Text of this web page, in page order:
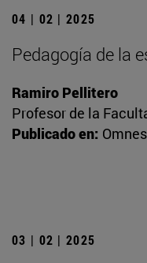
04 | 02 | 2025
Pedagogía de la
Ramiro Pellitero
Profesor de la
Publicado en: Omnes
03 | 02 | 2025